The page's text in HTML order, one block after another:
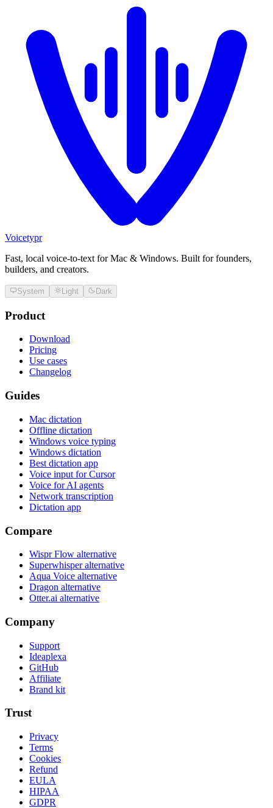
Voicetypr
Fast, local voice-to-text for Mac & Windows. Built for founders,
builders, and creators.
System Light Dark
Product
Download
Pricing
Use cases
Changelog
Guides
Mac dictation
Offline dictation
Windows voice typing
Windows dictation
Best dictation app
Voice input for Cursor
Voice for AI agents
Network transcription
Dictation app
Compare
Wispr Flow alternative
Superwhisper alternative
Aqua Voice alternative
Dragon alternative
Otter.ai alternative
Company
Support
Ideaplexa
GitHub
Affiliate
Brand kit
Trust
Privacy
Terms
Cookies
Refund
EULA
HIPAA
GDPR